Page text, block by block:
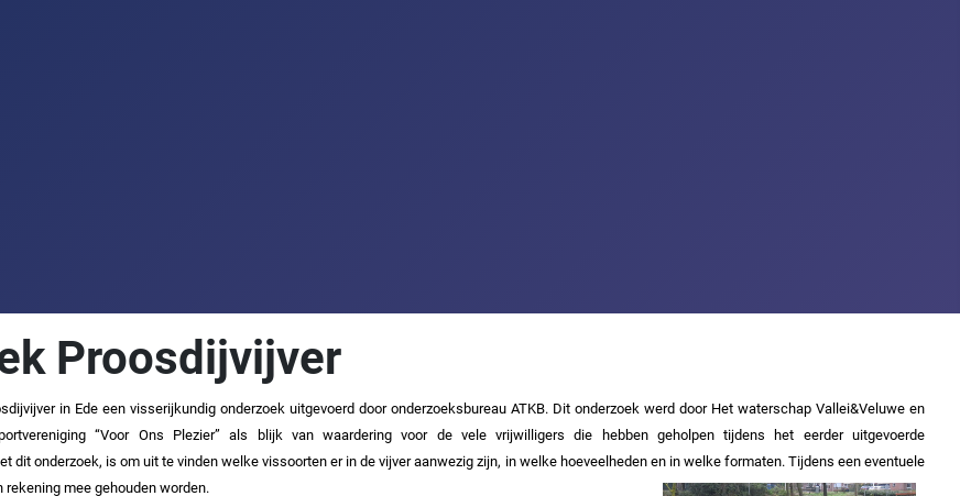
Proosdijvijver
in Ede een visserijkundig onderzoek uitgevoerd door onderzoeksbureau ATKB. Dit onderzoek werd door Het waterschap Vallei&Veluwe en
“Voor Ons Plezier” als blijk van waardering voor de vele vrijwilligers die hebben geholpen tijdens het eerder uitgevoerde
dit onderzoek, is om uit te vinden welke vissoorten er in de vijver aanwezig zijn, in welke hoeveelheden en in welke formaten. Tijdens een eventuele
mee gehouden worden.